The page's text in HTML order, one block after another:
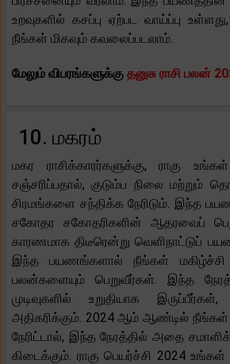
உறவுகளில் கசப்பு ஏற்பட வாய்ப்பு
நீங்கள் மிகவும் கவலைப்படலாம்.
மேலும் விபரங்களுக்கு தனுசு ராசி பலன்
10. மகரம்
மகர ராசிக்காரர்களுக்கு, ராகு
சஞ்சரிப்பதால், குடும்ப நிலை மற்றும்
சிரமங்களை சந்திக்க நேரிடும். இந்த
சகோதர சகோதரிகளின் ஆதரவைப்
காரணமாக திடீரென்று வெளிநாட்டுப்
இந்த பயணங்களால் நீங்கள்
பலன்களையும் பெறுவீர்கள். இந்த
முடிவுகளில் உறுதியாக
அதிகரிக்கும். 2024 ஆம் ஆண்டில்
நேரிட்டால், இந்த நேரத்தில் அதை
கிடைக்கும். ராகு பெயர்ச்சி 2024